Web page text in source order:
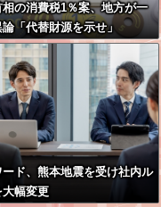
の消費税1％案、地方が一
「代替財源を示せ」
ード、熊本地震を受け社内ル
大幅変更